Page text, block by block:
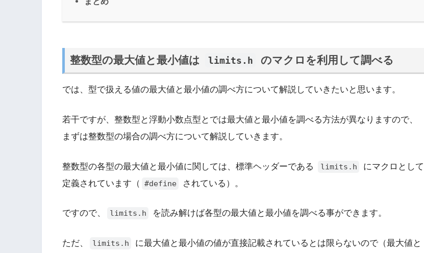
整数型の最大値と最小値は limits.h のマクロを利用して調べる
では、型で扱える値の最大値と最小値の調べ方について解説していきたいと思います。
若干ですが、整数型と浮動小数点型とでは最大値と最小値を調べる方法が異なりますので、
まずは整数型の場合の調べ方について解説していきます。
整数型の各型の最大値と最小値に関しては、標準ヘッダーである limits.h
にマクロとして
定義されています（ #define されている）。
ですので、 limits.h を読み解けば各型の最大値と最小値を調べる事ができます。
ただ、 limits.h
に最大値と最小値の値が直接記載されているとは限らないので（最大値と